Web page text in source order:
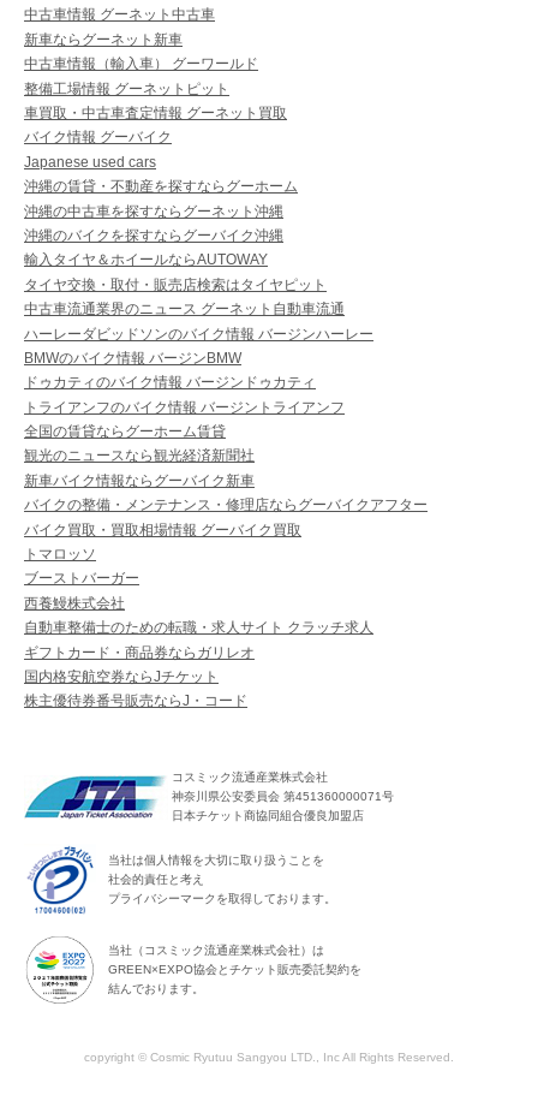
中古車情報 グーネット中古車
新車ならグーネット新車
中古車情報（輸入車） グーワールド
整備工場情報 グーネットピット
車買取・中古車査定情報 グーネット買取
バイク情報 グーバイク
Japanese used cars
沖縄の賃貸・不動産を探すならグーホーム
沖縄の中古車を探すならグーネット沖縄
沖縄のバイクを探すならグーバイク沖縄
輸入タイヤ＆ホイールならAUTOWAY
タイヤ交換・取付・販売店検索はタイヤピット
中古車流通業界のニュース グーネット自動車流通
ハーレーダビッドソンのバイク情報 バージンハーレー
BMWのバイク情報 バージンBMW
ドゥカティのバイク情報 バージンドゥカティ
トライアンフのバイク情報 バージントライアンフ
全国の賃貸ならグーホーム賃貸
観光のニュースなら観光経済新聞社
新車バイク情報ならグーバイク新車
バイクの整備・メンテナンス・修理店ならグーバイクアフター
バイク買取・買取相場情報 グーバイク買取
トマロッソ
ブーストバーガー
西養鰻株式会社
自動車整備士のための転職・求人サイト クラッチ求人
ギフトカード・商品券ならガリレオ
国内格安航空券ならJチケット
株主優待券番号販売ならJ・コード
コスミック流通産業株式会社
神奈川県公安委員会 第451360000071号
日本チケット商協同組合優良加盟店
当社は個人情報を大切に取り扱うことを
社会的責任と考え
プライバシーマークを取得しております。
当社（コスミック流通産業株式会社）は
GREEN×EXPO協会とチケット販売委託契約を
結んでおります。
copyright © Cosmic Ryutuu Sangyou LTD., Inc All Rights Reserved.